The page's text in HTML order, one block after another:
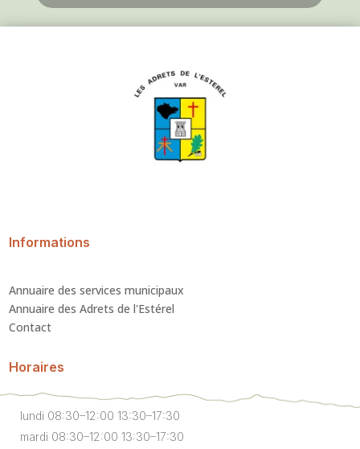
Informations
Annuaire des services municipaux
Annuaire des Adrets de l'Estérel
Contact
Horaires
lundi 08:30–12:00 13:30–17:30
mardi 08:30–12:00 13:30–17:30